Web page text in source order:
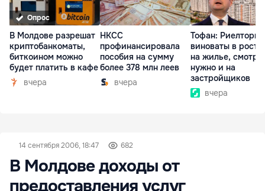
Опрос
В Молдове разрешат
криптобанкоматы,
биткоином можно
будет платить в кафе
вчера
НКСС
профинансировала
пособия на сумму
более 378 млн леев
вчера
Тофан: Риелторы
виноваты в росте
на жилье,
нужно и на
застройщиков
вчера
14 сентября 2006, 18:47 682
В Молдове доходы от
предоставления услуг